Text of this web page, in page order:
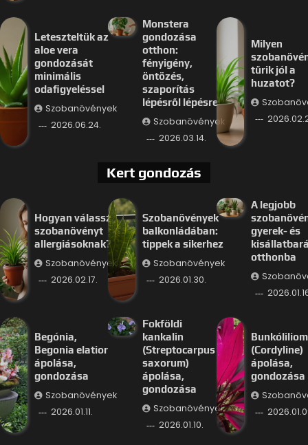
Leteszteltük az
aloe vera
gondozását
minimális
odafigyeléssel
Szobanövények
2026.06.24.
Monstera
gondozása
otthon:
fényigény,
öntözés,
szaporítás
lépésről lépésre
Szobanövények
2026.03.14.
Milyen
tűrik jól a
huzatot?
Kert gondozás
Hogyan válassz
szobanövényt
allergiásoknak?
Szobanövények
2026.02.17.
Szobanövények
balkonládában:
tippek a sikerhez
Szobanövények
2026.01.30.
A legjobb
gyerek- és
otthonba
Begónia,
Begonia elatior
ápolása,
gondozása
Szobanövények
2026.01.11.
Fokföldi
kankalin
(Streptocarpus
saxorum)
ápolása,
gondozása
Szobanövények
2026.01.10.
Bunkóliliom
(Cordyline)
ápolása,
gondozása